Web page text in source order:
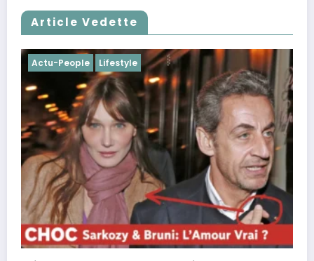
Article Vedette
Actu-People Lifestyle
Charles Leclerc et Alexandra Saint Mleux :
fiançailles, demande en mariage, chien
complice, F1